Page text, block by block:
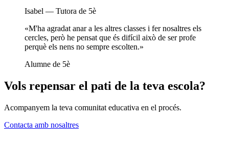
Isabel — Tutora de 5è
«M'ha agradat anar a les altres classes i fer nosaltres els
cercles, però he pensat que és difícil això de ser profe
perquè els nens no sempre escolten.»
Alumne de 5è
Vols repensar el pati de la teva escola?
Acompanyem la teva comunitat educativa en el procés.
Contacta amb nosaltres